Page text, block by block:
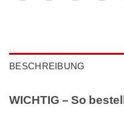
BESCHREIBUNG
WICHTIG – So